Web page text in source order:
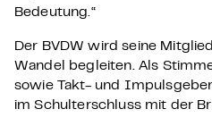
Bedeutung.“
Der BVDW wird seine
Wandel begleiten. Als
sowie Takt- und
im Schulterschluss mit der